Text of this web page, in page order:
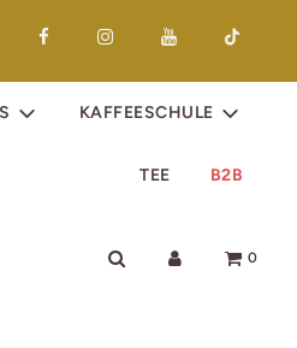
KAFFEESCHULE
TEE B2B
0